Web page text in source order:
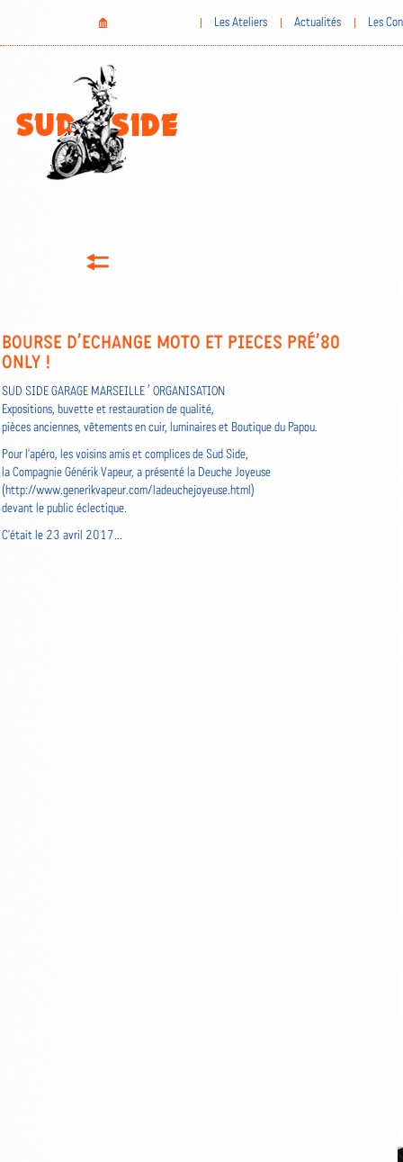
contenu
Home
Les Ateliers Actualités Les
BOURSE D’ECHANGE MOTO ET PIECES PRÉ’80
ONLY !
SUD SIDE GARAGE MARSEILLE ’ ORGANISATION
Expositions, buvette et restauration de qualité,
pièces anciennes, vêtements en cuir, luminaires et Boutique du Papou.
Pour l'apéro, les voisins amis et complices de Sud Side,
la Compagnie Générik Vapeur, a présenté la Deuche Joyeuse
(http://www.generikvapeur.com/ladeuchejoyeuse.html )
devant le public éclectique.
C'était le 23 avril 2017...